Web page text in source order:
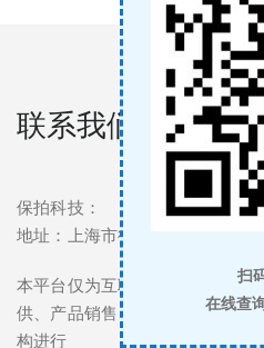
联系我们
保拍科技：
地址：上海市徐汇区尚光徐汇中
本平台仅为互联网保险提供网络
供、产品销售、收取保费等行为
构进行
扫
在线查